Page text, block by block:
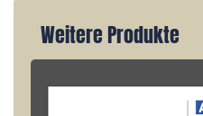
Weitere Produkte